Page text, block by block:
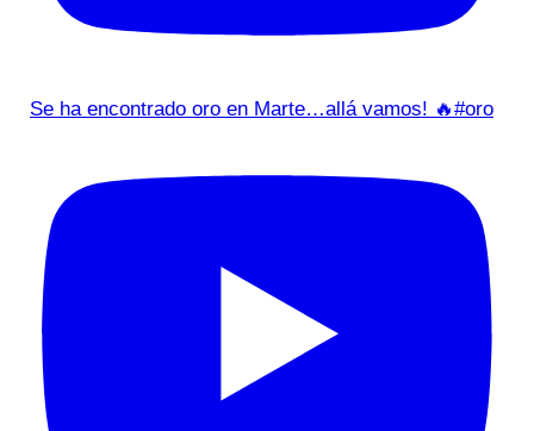
Se ha encontrado oro en Marte…allá vamos! 🔥#oro